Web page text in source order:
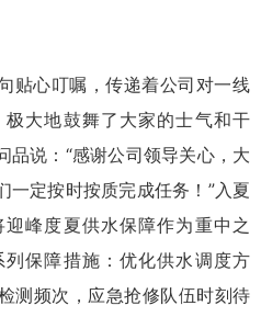
贴心叮嘱，传递着公司对一线
大地鼓舞了大家的士气和干
品说：“感谢公司领导关心，大
一定按时按质完成任务！”入夏
峰度夏供水保障作为重中之
保障措施：优化供水调度方
测频次，应急抢修队伍时刻待